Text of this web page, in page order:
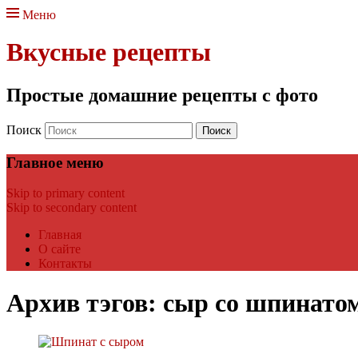
Меню
Вкусные рецепты
Простые домашние рецепты с фото
Поиск
Главное меню
Skip to primary content
Skip to secondary content
Главная
О сайте
Контакты
Архив тэгов: сыр со